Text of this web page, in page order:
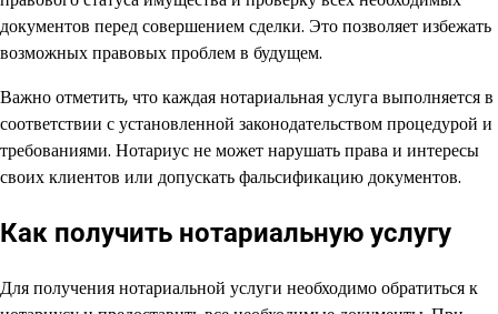
документов перед совершением сделки. Это позволяет избежать
возможных правовых проблем в будущем.
Важно отметить, что каждая нотариальная услуга выполняется в
соответствии с установленной законодательством процедурой и
требованиями. Нотариус не может нарушать права и интересы
своих клиентов или допускать фальсификацию документов.
Как получить нотариальную услугу
Для получения нотариальной услуги необходимо обратиться к